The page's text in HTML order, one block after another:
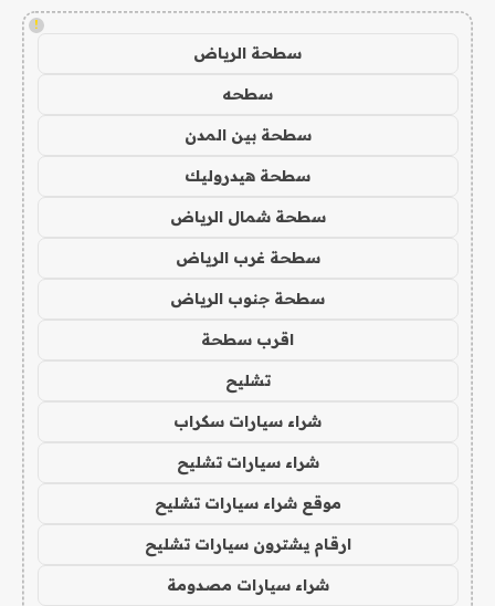
!
سطحة الرياض
سطحه
سطحة بين المدن
سطحة هيدروليك
سطحة شمال الرياض
سطحة غرب الرياض
سطحة جنوب الرياض
اقرب سطحة
تشليح
شراء سيارات سكراب
شراء سيارات تشليح
موقع شراء سيارات تشليح
ارقام يشترون سيارات تشليح
شراء سيارات مصدومة